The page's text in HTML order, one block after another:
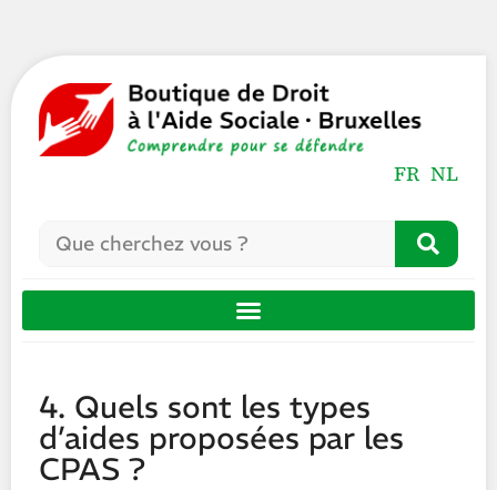
FR NL
4. Quels sont les types
d’aides proposées par les
CPAS ?